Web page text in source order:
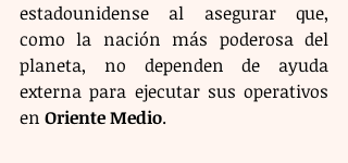
estadounidense al asegurar que,
como la nación más poderosa del
planeta, no dependen de ayuda
externa para ejecutar sus operativos
en Oriente Medio.